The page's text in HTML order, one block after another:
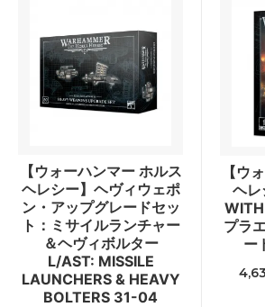
【ウォーハンマー ホルス
ヘレシー】ヘヴィウェポ
ン・アップグレードセッ
ト：ミサイルランチャー
＆ヘヴィボルター
L/AST: MISSILE
LAUNCHERS & HEAVY
BOLTERS 31-04
【ウ
ヘレ
プラ
ー